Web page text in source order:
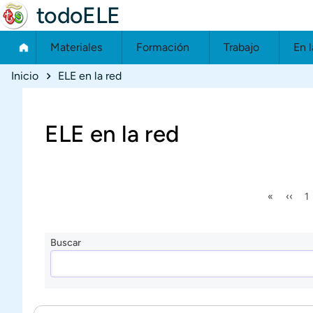
todoELE
Materiales Formación Trabajo En
Ruta de navegación
Inicio ELE en la red
ELE en la red
Primera
« ‹‹ 1
Buscar